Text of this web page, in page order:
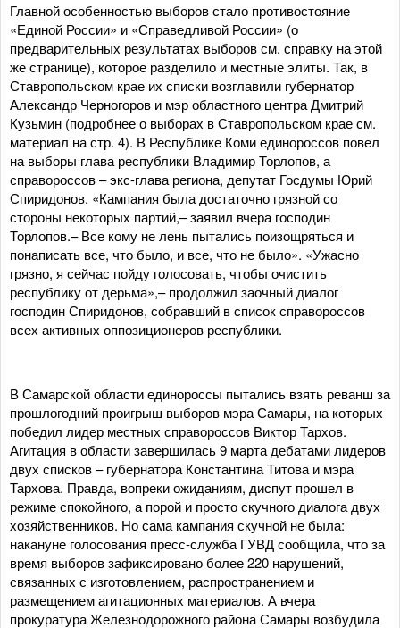
Главной особенностью выборов стало противостояние
«Единой России» и «Справедливой России» (о
предварительных результатах выборов см. справку на этой
же странице), которое разделило и местные элиты. Так, в
Ставропольском крае их списки возглавили губернатор
Александр Черногоров и мэр областного центра Дмитрий
Кузьмин (подробнее о выборах в Ставропольском крае см.
материал на стр. 4). В Республике Коми единороссов повел
на выборы глава республики Владимир Торлопов, а
справороссов – экс-глава региона, депутат Госдумы Юрий
Спиридонов. «Кампания была достаточно грязной со
стороны некоторых партий,– заявил вчера господин
Торлопов.– Все кому не лень пытались поизощряться и
понаписать все, что было, и все, что не было». «Ужасно
грязно, я сейчас пойду голосовать, чтобы очистить
республику от дерьма»,– продолжил заочный диалог
господин Спиридонов, собравший в список справороссов
всех активных оппозиционеров республики.
В Самарской области единороссы пытались взять реванш за
прошлогодний проигрыш выборов мэра Самары, на которых
победил лидер местных справороссов Виктор Тархов.
Агитация в области завершилась 9 марта дебатами лидеров
двух списков – губернатора Константина Титова и мэра
Тархова. Правда, вопреки ожиданиям, диспут прошел в
режиме спокойного, а порой и просто скучного диалога двух
хозяйственников. Но сама кампания скучной не была:
накануне голосования пресс-служба ГУВД сообщила, что за
время выборов зафиксировано более 220 нарушений,
связанных с изготовлением, распространением и
размещением агитационных материалов. А вчера
прокуратура Железнодорожного района Самары возбудила